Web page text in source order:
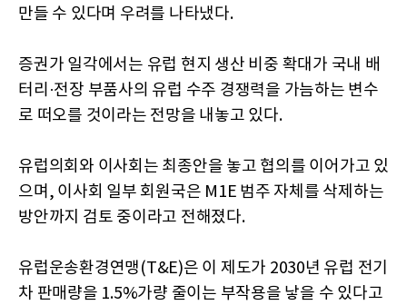
만들 수 있다며 우려를 나타냈다.
증권가 일각에서는 유럽 현지 생산 비중 확대가 국내 배
터리·전장 부품사의 유럽 수주 경쟁력을 가늠하는 변수
로 떠오를 것이라는 전망을 내놓고 있다.
유럽의회와 이사회는 최종안을 놓고 협의를 이어가고 있
으며, 이사회 일부 회원국은 M1E 범주 자체를 삭제하는
방안까지 검토 중이라고 전해졌다.
유럽운송환경연맹(T&E)은 이 제도가 2030년 유럽 전기
차 판매량을 1.5%가량 줄이는 부작용을 낳을 수 있다고